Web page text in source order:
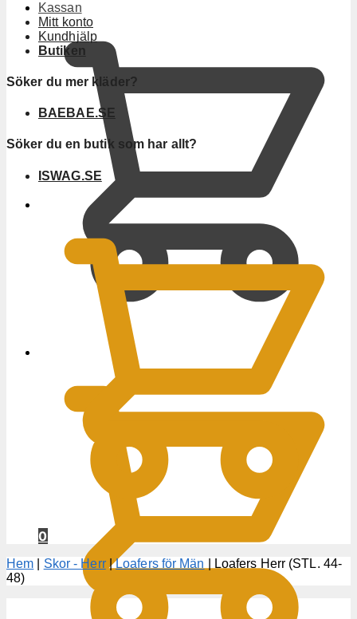
Kassan
Mitt konto
Kundhjälp
Butiken
Söker du mer kläder?
BAEBAE.SE
Söker du en butik som har allt?
ISWAG.SE
0
Hem Skor - Herr|Loafers för Män
Loafers Herr (STL. 44-
48)